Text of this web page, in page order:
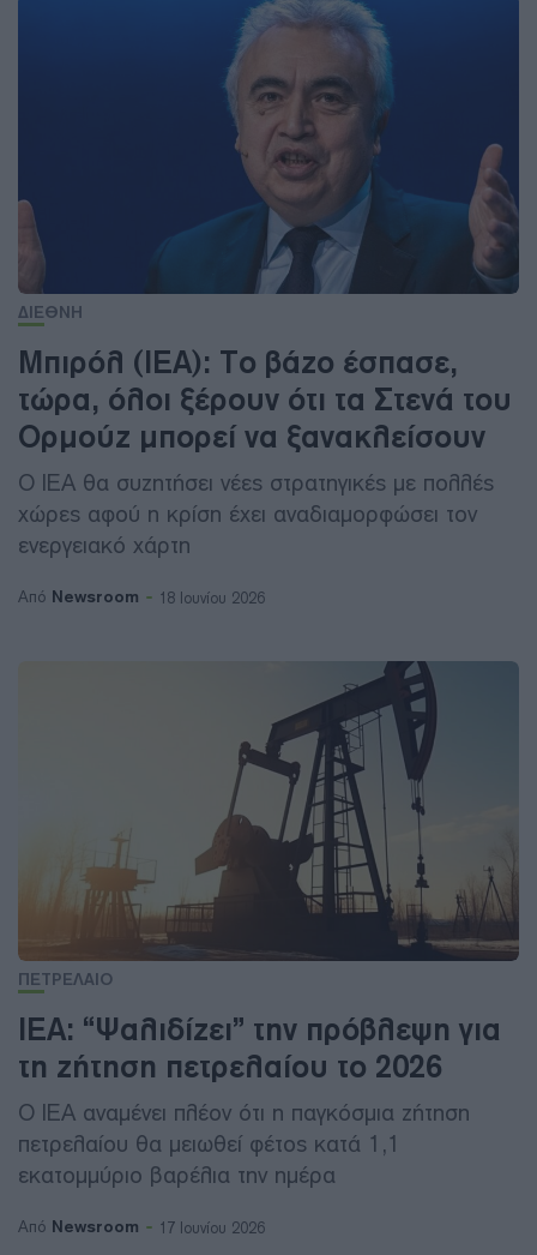
ΔΙΕΘΝΗ
Μπιρόλ (IEA): Το βάζο έσπασε,
τώρα, όλοι ξέρουν ότι τα Στενά του
Ορμούζ μπορεί να ξανακλείσουν
Ο IEA θα συζητήσει νέες στρατηγικές με πολλές
χώρες αφού η κρίση έχει αναδιαμορφώσει τον
ενεργειακό χάρτη
Από Newsroom 18 Ιουνίου 2026
ΠΕΤΡΕΛΑΙΟ
IEA: “Ψαλιδίζει” την πρόβλεψη για
τη ζήτηση πετρελαίου το 2026
Ο IEA αναμένει πλέον ότι η παγκόσμια ζήτηση
πετρελαίου θα μειωθεί φέτος κατά 1,1
εκατομμύριο βαρέλια την ημέρα
Από Newsroom 17 Ιουνίου 2026